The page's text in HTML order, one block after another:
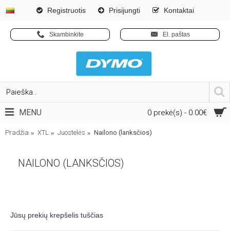
Registruotis Prisijungti Kontaktai
Skambinkite El. paštas
0 prekė(s) - 0.00€
MENU
Pradžia XTL Juostelės Nailono (lanksčios)
NAILONO (LANKSČIOS)
Jūsų prekių krepšelis tuščias